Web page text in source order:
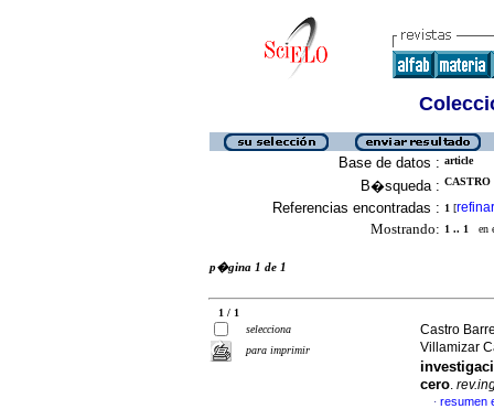
Base de datos : article
B�squeda :
Referencias encontradas : 1 [refinar
Mostrando: 1 .. 1 en
p�gina 1 de 1
1 / 1
selecciona
para imprimir
Castro
Villamizar
cero.
· resumen